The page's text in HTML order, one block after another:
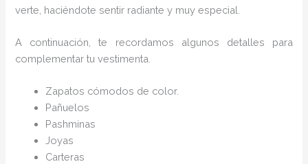
verte, haciéndote sentir radiante y muy especial.
A continuación, te recordamos algunos detalles para
complementar tu vestimenta.
Zapatos cómodos de color.
Pañuelos
Pashminas
Joyas
Carteras